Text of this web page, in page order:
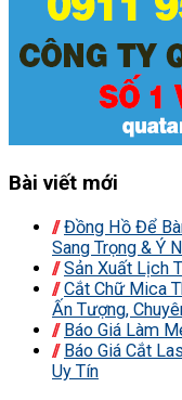
Bài viết mới
Đồng Hồ Để
Sang Trọng & Ý
Sản Xuất Lịch
Cắt Chữ Mica
Ấn Tượng,
Báo Giá Làm
Báo Giá Cắt
Uy Tín